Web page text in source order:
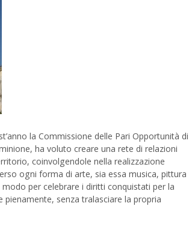
la Commissione delle Pari Opportunità di
ha voluto creare una rete di relazioni
coinvolgendole nella realizzazione
ogni forma di arte, sia essa musica, pittura
per celebrare i diritti conquistati per la
senza tralasciare la propria